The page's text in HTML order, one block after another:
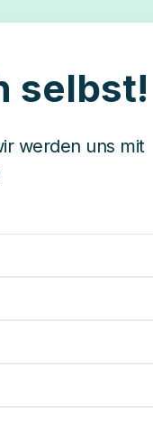
selbst!
werden uns mit